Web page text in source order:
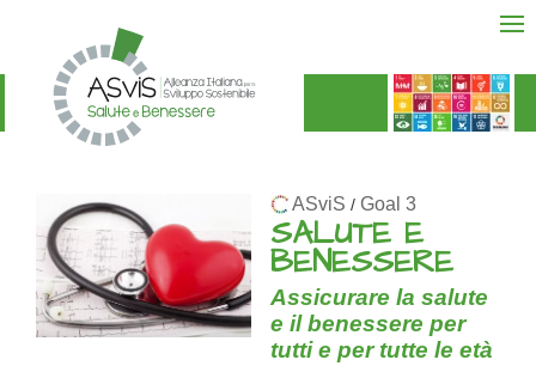
ASviS / Goal 3
SALUTE E
BENESSERE
Assicurare la salute
e il benessere per
tutti e per tutte le età